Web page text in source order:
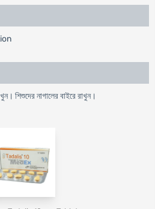
শিশুদের নাগালের বাইরে রাখুন।